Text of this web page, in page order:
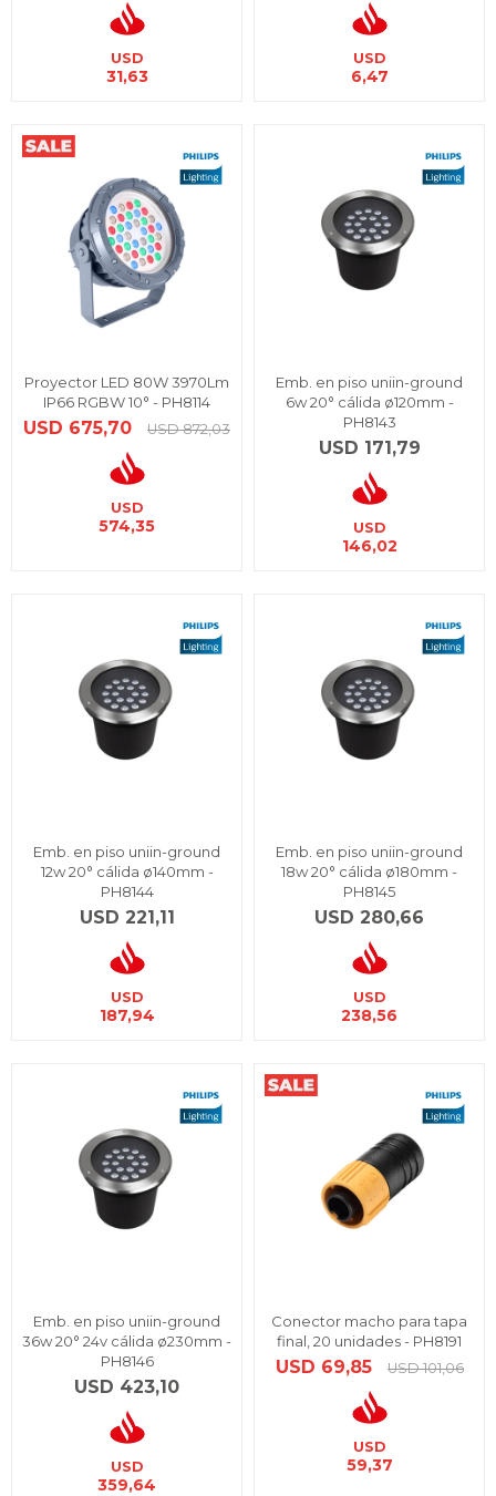
USD
31,63
USD
6,47
Proyector LED 80W 3970Lm
IP66 RGBW 10° - PH8114
USD 675,70 USD 872,03
USD
574,35
Emb. en piso uniin-ground
6w 20° cálida ø120mm -
PH8143
USD 171,79
USD
146,02
Emb. en piso uniin-ground
12w 20° cálida ø140mm -
PH8144
USD 221,11
USD
187,94
Emb. en piso uniin-ground
18w 20° cálida ø180mm -
PH8145
USD 280,66
USD
238,56
Emb. en piso uniin-ground
36w 20° 24v cálida ø230mm -
PH8146
USD 423,10
USD
359,64
Conector macho para tapa
final, 20 unidades - PH8191
USD 69,85 USD 101,06
USD
59,37